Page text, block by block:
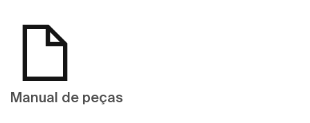
Manual de peças